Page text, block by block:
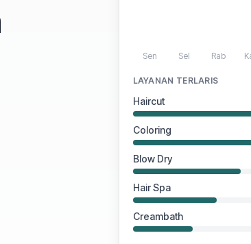
Sen Sel Rab
LAYANAN TERLARIS
Haircut
Coloring
Blow Dry
Hair Spa
Creambath